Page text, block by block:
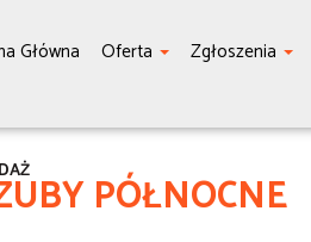
Główna Oferta Zgłoszenia
PÓŁNOCNE